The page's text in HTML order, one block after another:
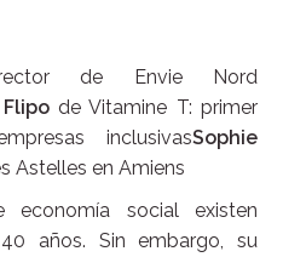
de Envie Nord
de Vitamine T: primer
inclusivasSophie
Astelles en Amiens
economía social existen
años. Sin embargo, su